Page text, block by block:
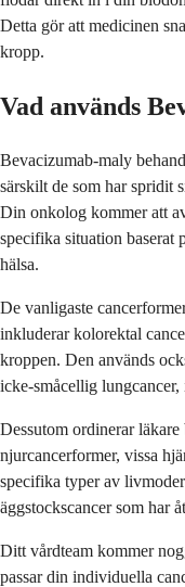
Detta gör att medicinen
kropp.
Vad används
Bevacizumab-maly
särskilt de som har spridit
Din onkolog kommer att
specifika situation baserat
hälsa.
De vanligaste
inkluderar kolorektal
kroppen. Den används
icke-småcellig
Dessutom ordinerar
njurcancerformer, vissa
specifika typer av
äggstockscancer som har
Ditt vårdteam kommer
passar din individuella